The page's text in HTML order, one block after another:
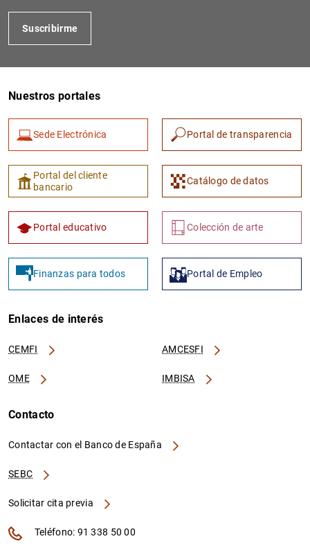
Suscribirme
Nuestros portales
Sede Electrónica Portal de transparencia
Portal del cliente
bancario
Catálogo de datos
Portal educativo Colección de arte
Finanzas para todos Portal de Empleo
Enlaces de interés
CEMFI AMCESFI
OME IMBISA
Contacto
Contactar con el Banco de España
SEBC
Solicitar cita previa
Teléfono: 91 338 50 00